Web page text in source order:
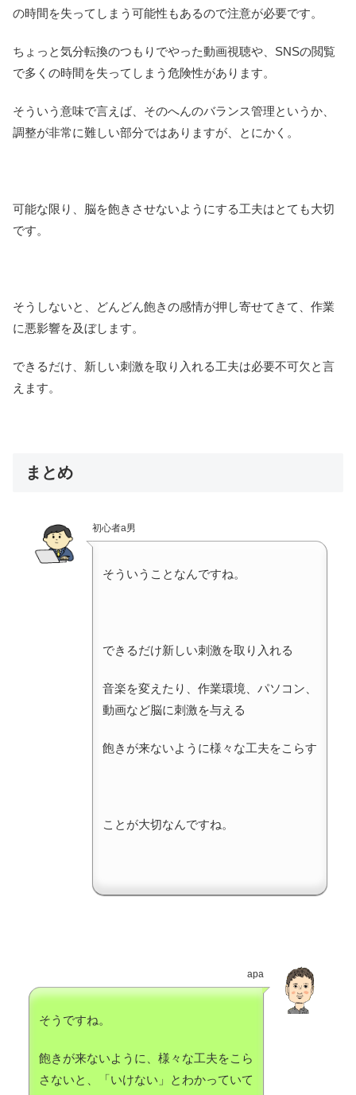
の時間を失ってしまう可能性もあるので注意が必要です。
ちょっと気分転換のつもりでやった動画視聴や、SNSの閲覧
で多くの時間を失ってしまう危険性があります。
そういう意味で言えば、そのへんのバランス管理というか、
調整が非常に難しい部分ではありますが、とにかく。
可能な限り、脳を飽きさせないようにする工夫はとても大切
です。
そうしないと、どんどん飽きの感情が押し寄せてきて、作業
に悪影響を及ぼします。
できるだけ、新しい刺激を取り入れる工夫は必要不可欠と言
えます。
まとめ
初心者a男
そういうことなんですね。
できるだけ新しい刺激を取り入れる
音楽を変えたり、作業環境、パソコン、
動画など脳に刺激を与える
飽きが来ないように様々な工夫をこらす
ことが大切なんですね。
apa
そうですね。
飽きが来ないように、様々な工夫をこら
さないと、「いけない」とわかっていて